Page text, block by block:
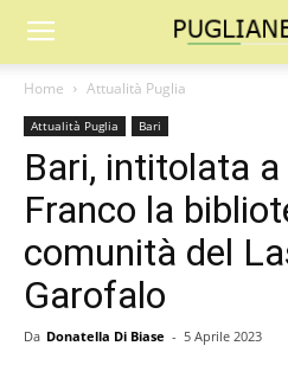
Home Attualità Puglia
Attualità Puglia Bari
Bari, intitolata
Franco la
comunità del
Garofalo
Da Donatella Di Biase - 5 Aprile 2023